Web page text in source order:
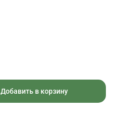
Добавить в корзину